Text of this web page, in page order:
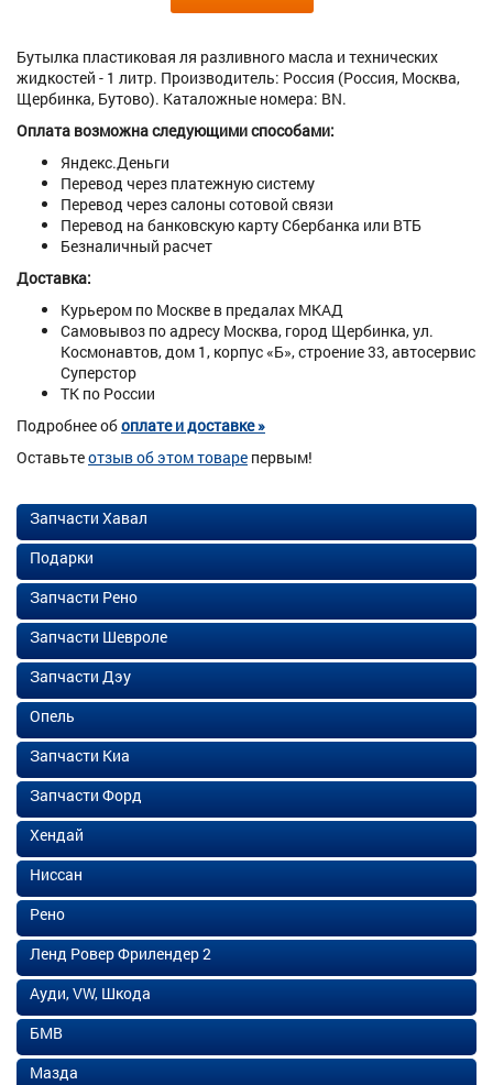
Бутылка пластиковая ля разливного масла и технических
жидкостей - 1 литр. Производитель: Россия (Россия, Москва,
Щербинка, Бутово). Каталожные номера: BN.
Оплата возможна следующими способами:
Яндекс.Деньги
Перевод через платежную систему
Перевод через салоны сотовой связи
Перевод на банковскую карту Сбербанка или ВТБ
Безналичный расчет
Доставка:
Курьером по Москве в предалах МКАД
Самовывоз по адресу Москва, город Щербинка, ул.
Космонавтов, дом 1, корпус «Б», строение 33, автосервис
Суперстор
ТК по России
Подробнее обоплате и доставке »
Оставьтеотзыв об этом товаре первым!
Запчасти Хавал
Подарки
Запчасти Рено
Запчасти Шевроле
Запчасти Дэу
Опель
Запчасти Киа
Запчасти Форд
Хендай
Ниссан
Рено
Ленд Ровер Фрилендер 2
Ауди, VW, Шкода
БМВ
Мазда